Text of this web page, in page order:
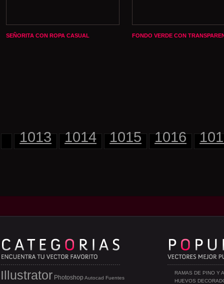
SEÑORITA CON ROPA CASUAL FONDO VERDE CON
1013 1014 1015 1016
RAMAS DE PINO Y
HUEVOS
Illustrator Photoshop Autocad Fuentes